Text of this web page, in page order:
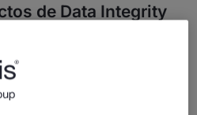
de Data Integrity
obtenido un alto reconocimiento
analistas de la industria y clientes